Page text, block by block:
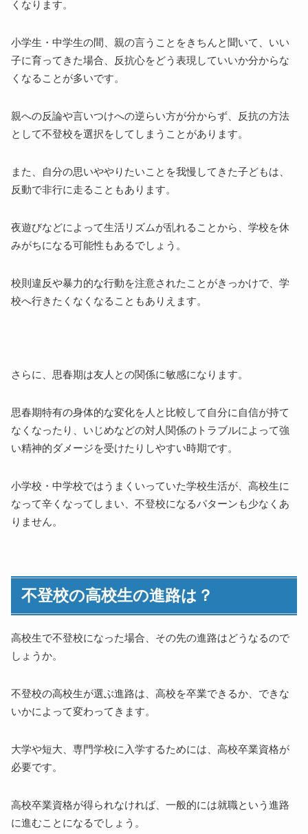
くなります。
小学生・中学生の間、親の言うことをきちんと聞いて、いい
子に育ってきた場合、反抗心をどう表現していいか分からな
くなることが多いです。
親への反論や言いつけへの逆らい方が分からず、反抗の方法
として不登校を選択をしてしまうことがあります。
また、自分の思いややりたいことを我慢してきた子どもは、
反動で非行に走ることもあります。
夜遊びなどによって生活リズムが乱れることから、学校を休
みがちになる可能性もあるでしょう。
校則違反や暴力的な行動を注意されたことがきっかけで、学
校へ行きたくなくなることもありえます。
さらに、思春期は友人との関係に敏感になります。
思春期特有の身体的な変化を人と比較して自分に自信が持て
なくなったり、いじめなどの対人関係のトラブルによって強
い精神的ダメージを受けたりしやすい時期です。
小学校・中学校ではうまくいっていた学校生活が、高校生に
なって辛くなってしまい、不登校になるパターンも少なくあ
りません。
不登校の高校生の進路は？
高校生で不登校になった場合、その先の進路はどうなるので
しょうか。
不登校の高校生が選ぶ進路は、高校を卒業できるか、できな
いかによって変わってきます。
大学や短大、専門学校に入学するためには、高校卒業資格が
必要です。
高校卒業資格が得られなければ、一般的には就職という進路
に進むことになるでしょう。